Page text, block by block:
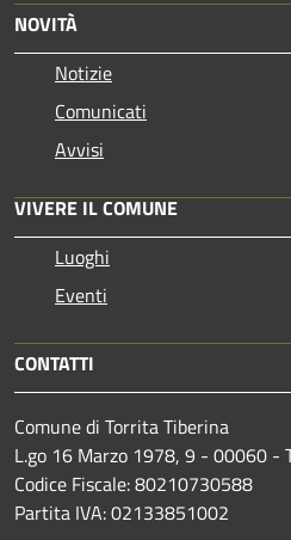
NOVITÀ
Notizie
Comunicati
Avvisi
VIVERE IL COMUNE
Luoghi
Eventi
CONTATTI
Comune di Torrita Tiberina
L.go 16 Marzo 1978, 9 - 00060 -
Codice Fiscale: 80210730588
Partita IVA: 02133851002